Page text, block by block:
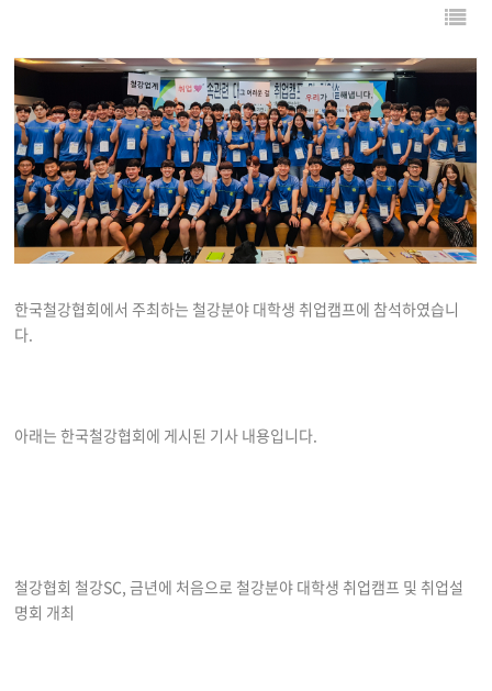
한국철강협회에서 주최하는 철강분야 대학생 취업캠프에 참석하였습니
다.
아래는 한국철강협회에 게시된 기사 내용입니다.
철강협회 철강SC, 금년에 처음으로 철강분야 대학생 취업캠프 및 취업설
명회 개최